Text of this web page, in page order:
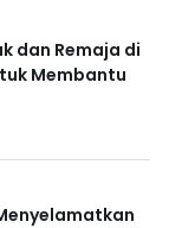
dan Remaja di
Membantu